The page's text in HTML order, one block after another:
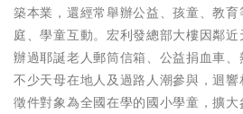
築本業，還經常舉辦公益、孩童、教
庭、學童互動。宏利發總部大樓因鄰
辦過耶誕老人郵筒信箱、公益捐血車
不少天母在地人及過路人潮參與，迴
徵件對象為全國在學的國小學童，擴